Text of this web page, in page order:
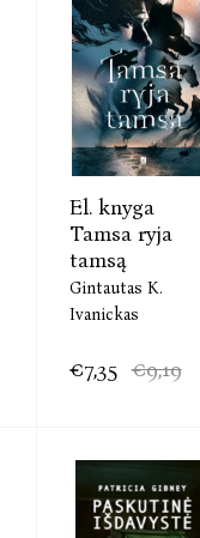
El. knyga
Tamsa ryja
tamsą
Gintautas K.
Ivanickas
€7,35 €9,19